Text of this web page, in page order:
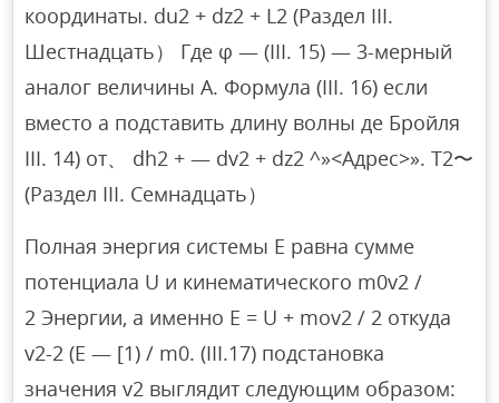
координаты. du2 + dz2 + L2 (Раздел III.
Шестнадцать） Где φ — (III. 15) — 3-мерный
аналог величины A. Формула (III. 16) если
вместо а подставить длину волны де Бройля
III. 14) от、 dh2 + — dv2 + dz2 ^»<Адрес>». Т2〜
(Раздел III. Семнадцать）
Полная энергия системы Е равна сумме
потенциала U и кинематического m0v2 /
2 Энергии, а именно E = U + mov2 / 2 откуда
v2-2 (E — [1) / m0. (III.17) подстановка
значения v2 выглядит следующим образом: